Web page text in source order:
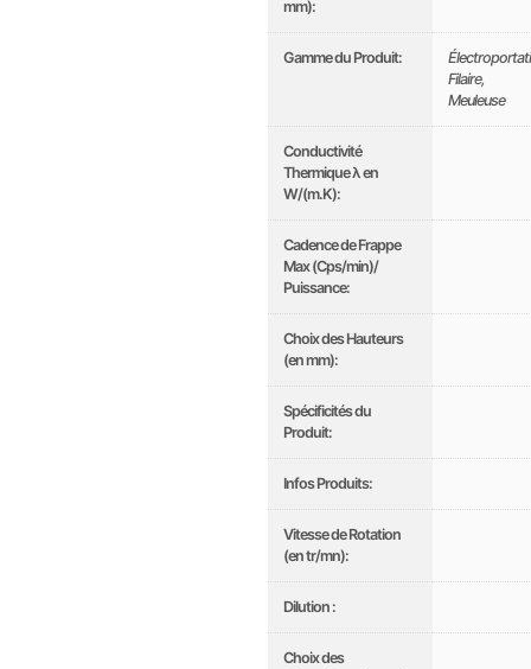
mm):
Gamme du Produit:
Filaire,
Meuleuse
Conductivité
Thermique λ en
W/(m.K):
Cadence de Frappe
Max (Cps/min)/
Puissance:
Choix des Hauteurs
(en mm):
Spécificités du
Produit:
Infos Produits:
Vitesse de Rotation
(en tr/mn):
Dilution :
Choix des